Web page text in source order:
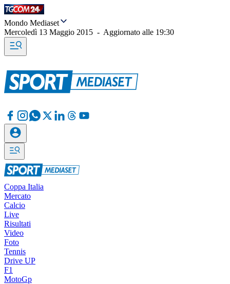
Mondo Mediaset
Mercoledì 13 Maggio 2015 - Aggiornato alle 19:30
Coppa Italia
Mercato
Calcio
Live
Risultati
Video
Foto
Tennis
Drive UP
F1
MotoGp